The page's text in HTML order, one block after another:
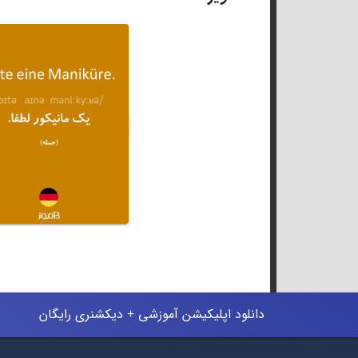
دانلود اپلیکیشن آموزشی + دیکشنری رایگان